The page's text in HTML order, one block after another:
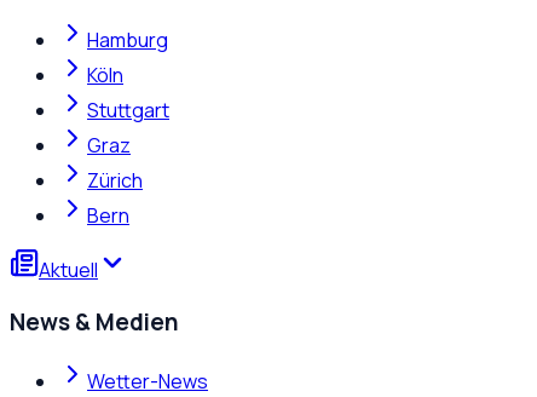
Hamburg
Köln
Stuttgart
Graz
Zürich
Bern
Aktuell
News & Medien
Wetter-News